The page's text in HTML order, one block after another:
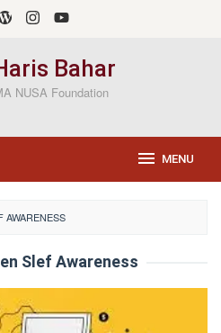
Bahar
NUSA Foundation
MENU
AWARENESS
Slef Awareness